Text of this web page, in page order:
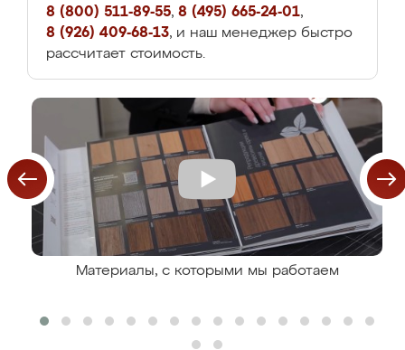
8 (800) 511-89-55, 8 (495) 665-24-01,
8 (926) 409-68-13, и наш менеджер быстро
рассчитает стоимость.
Материалы, с которыми мы работаем